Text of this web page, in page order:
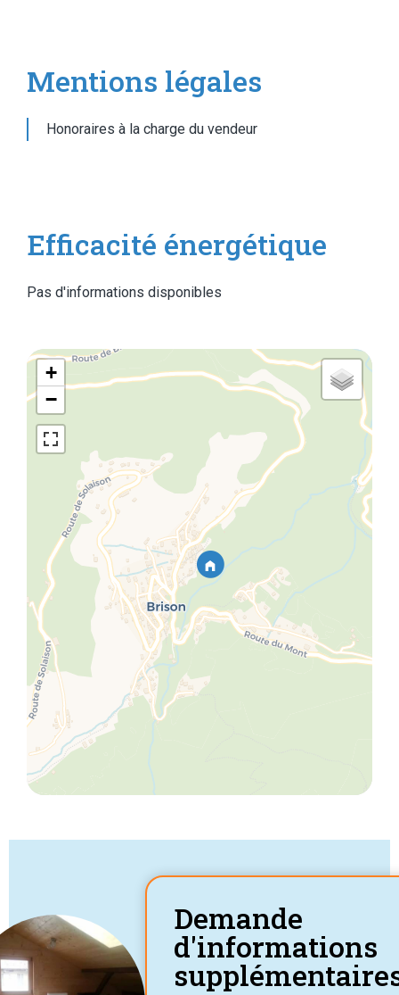
Mentions légales
Honoraires à la charge du vendeur
Efficacité énergétique
Pas d'informations disponibles
+
−
Demande
d'informations